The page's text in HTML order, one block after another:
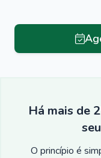
Há mais de
O princípio é